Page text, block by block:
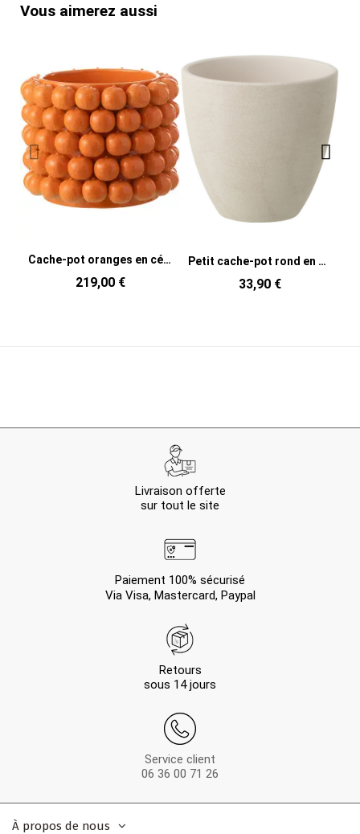
Vous aimerez aussi
Cache-pot oranges en céramique orange 36,5 x 36,5 x 29 cm Juicy
219,00 €
Petit cache-pot rond en céramique blanche 14 x 14 x 13,5 cm Zacht
33,90 €
Livraison offerte
sur tout le site
Paiement 100% sécurisé
Via Visa, Mastercard, Paypal
Retours
sous 14 jours
Service client
06 36 00 71 26
À propos de nous